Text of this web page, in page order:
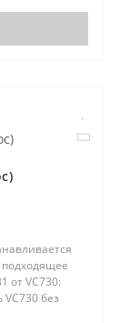
подходящее
от VC730:
VC730 без